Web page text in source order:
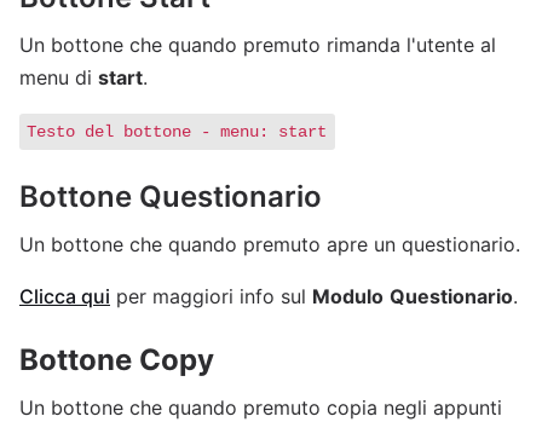
Un bottone che quando premuto rimanda l'utente al
menu di start.
Testo del bottone - menu: start
Bottone Questionario
Un bottone che quando premuto apre un questionario.
Clicca qui per maggiori info sul Modulo Questionario.
Bottone Copy
Un bottone che quando premuto copia negli appunti